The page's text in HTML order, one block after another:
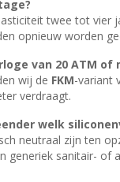
twee tot vier
opnieuw worden
van 20 ATM of
wij de FKM-variant
verdraagt.
welk
neutraal zijn ten
sanitair-